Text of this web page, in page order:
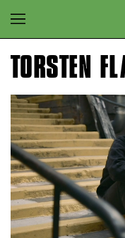
Zur
Zum
TORSTEN